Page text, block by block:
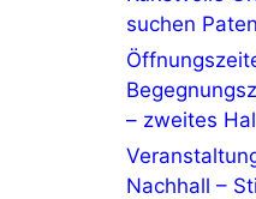
suchen Paten
– zweites
Nachhall –